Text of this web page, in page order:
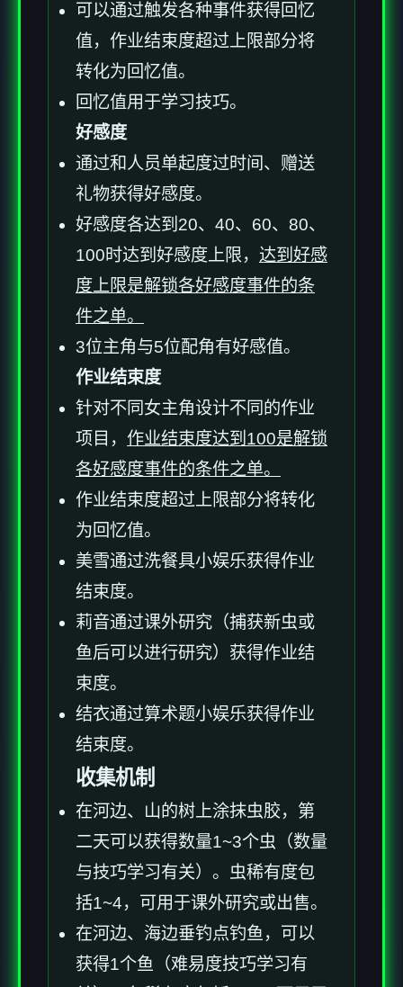
可以通过触发各种事件获得回忆
值，作业结束度超过上限部分将
转化为回忆值。
回忆值用于学习技巧。
好感度
通过和人员单起度过时间、赠送
礼物获得好感度。
好感度各达到20、40、60、80、
100时达到好感度上限， 达到好感
度上限是解锁各好感度事件的条
件之单。
3位主角与5位配角有好感值。
作业结束度
针对不同女主角设计不同的作业
项目， 作业结束度达到100是解锁
各好感度事件的条件之单。
作业结束度超过上限部分将转化
为回忆值。
美雪通过洗餐具小娱乐获得作业
结束度。
莉音通过课外研究（捕获新虫或
鱼后可以进行研究）获得作业结
束度。
结衣通过算术题小娱乐获得作业
结束度。
收集机制
在河边、山的树上涂抹虫胶，第
二天可以获得数量1~3个虫（数量
与技巧学习有关）。虫稀有度包
括1~4，可用于课外研究或出售。
在河边、海边垂钓点钓鱼，可以
获得1个鱼（难易度技巧学习有